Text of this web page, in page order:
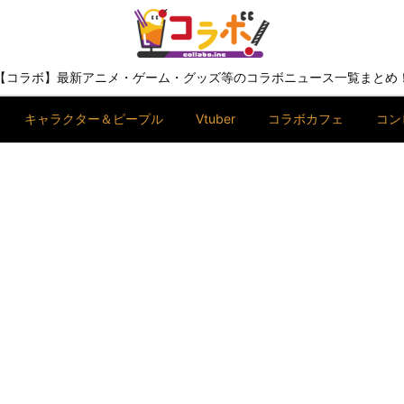
【コラボ】最新アニメ・ゲーム・グッズ等のコラボニュース一覧まとめ！
キャラクター＆ピープル Vtuber コラボカフェ コ